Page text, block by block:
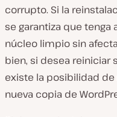
corrupto. Si la
se garantiza que tenga
núcleo limpio sin
bien, si desea reiniciar
existe la posibilidad
nueva copia de